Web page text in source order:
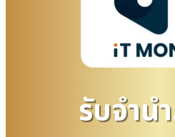
รับจํานํ